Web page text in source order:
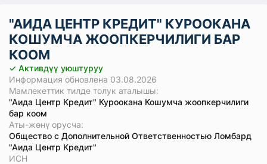
"АИДА ЦЕНТР КРЕДИТ" КУРООКАНА
КОШУМЧА ЖООПКЕРЧИЛИГИ БАР
КООМ
✓ Активдүү уюштуруу
Информация обновлена 03.08.2026
Мамлекеттик тилде толук аталышы:
"Аида Центр Кредит" Куроокана Кошумча жоопкерчилиги
бар коом
Аты-жөнү орусча:
Общество с Дополнительной Ответственностью Ломбард
"Аида Центр Кредит"
ИСН